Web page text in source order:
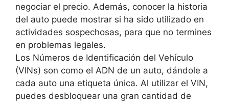
negociar el precio. Además, conocer la historia
del auto puede mostrar si ha sido utilizado en
actividades sospechosas, para que no termines
en problemas legales.
Los Números de Identificación del Vehículo
(VINs) son como el ADN de un auto, dándole a
cada auto una etiqueta única. Al utilizar el VIN,
puedes desbloquear una gran cantidad de